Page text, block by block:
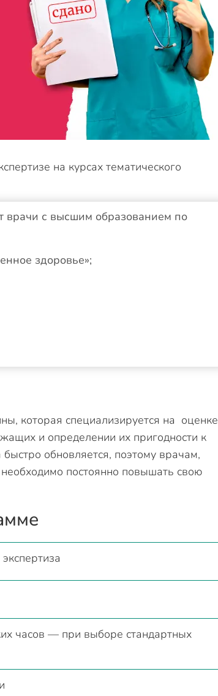
на курсах тематического
врачи с высшим образованием по
здоровье»;
которая специализируется на оценке
и определении их пригодности к
обновляется, поэтому врачам,
постоянно повышать свою
часов — при выборе стандартных